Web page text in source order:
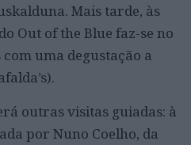
Mais tarde, às
Out of the Blue faz-se no
uma degustação a
outras visitas guiadas: à
por Nuno Coelho, da